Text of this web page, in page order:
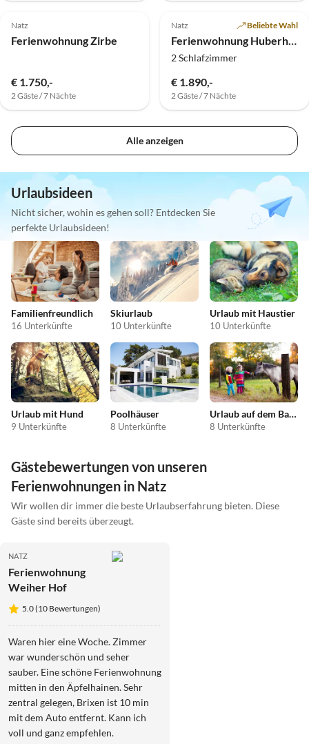
Natz
Ferienwohnung Zirbe
€ 1.750,-
2 Gäste / 7 Nächte
Natz Beliebte Wahl
Ferienwohnung Huberhof - Aurora
2 Schlafzimmer
€ 1.890,-
2 Gäste / 7 Nächte
Alle anzeigen
Urlaubsideen
Nicht sicher, wohin es gehen soll? Entdecken Sie
perfekte Urlaubsideen!
Familienfreundlich
16 Unterkünfte
Skiurlaub
10 Unterkünfte
Urlaub mit Haustier
10 Unterkünfte
Urlaub mit Hund
9 Unterkünfte
Poolhäuser
8 Unterkünfte
Urlaub auf dem Bauernhof
8 Unterkünfte
Gästebewertungen von unseren
Ferienwohnungen in Natz
Wir wollen dir immer die beste Urlaubserfahrung bieten. Diese
Gäste sind bereits überzeugt.
NATZ
Ferienwohnung
Weiher Hof
5.0 (10 Bewertungen)
Waren hier eine Woche. Zimmer
war wunderschön und seher
sauber. Eine schöne Ferienwohnung
mitten in den Äpfelhainen. Sehr
zentral gelegen, Brixen ist 10 min
mit dem Auto entfernt. Kann ich
voll und ganz empfehlen.